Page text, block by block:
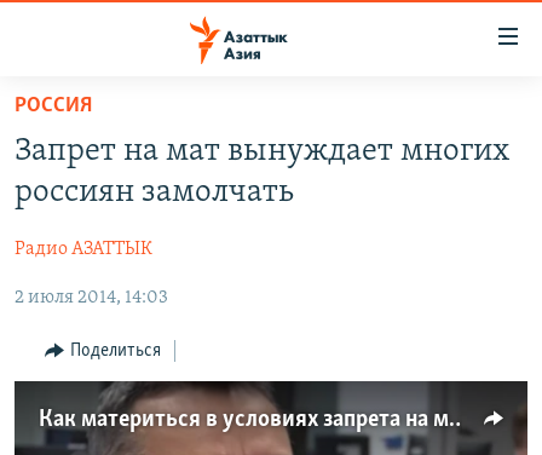
Вернуться
основному
содержанию
Вернутся
навигации
Вернутся
КАЗАХСТАН
УЗБЕКИСТАН
ТАДЖИКИСТАН
НОВОСТИ
ВОЙНА В УКРАИНЕ
НА ДРУГИХ ЯЗЫКАХ
ҚАЗАҚША
КЫРГЫЗЧА
ЎЗБЕКЧА
ТОҶИКӢ
Все сайты РСЕ/РС
РОССИЯ
Запрет на мат вынуждает многих
россиян замолчать
Радио АЗАТТЫК
2 июля 2014, 14:03
Поделиться
Как материться в условиях запрета на мат